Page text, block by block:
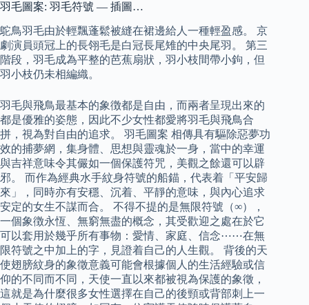
羽毛圖案: 羽毛符號 — 插圖…
鴕鳥羽毛由於輕飄蓬鬆被縫在裙邊給人一種輕盈感。 京
劇演員頭冠上的長翎毛是白冠長尾雉的中央尾羽。 第三
階段，羽毛成為平整的芭蕉扇狀，羽小枝間帶小鉤，但
羽小枝仍未相編織。
羽毛與飛鳥最基本的象徴都是自由，而兩者呈現出來的
都是優雅的姿態，因此不少女性都愛將羽毛與飛鳥合
拼，視為對自由的追求。 羽毛圖案 相傳具有驅除惡夢功
效的捕夢網，集身體、思想與靈魂於一身，當中的幸運
與吉祥意味令其儼如一個保護符咒，美觀之餘還可以辟
邪。 而作為經典水手紋身符號的船錨，代表着「平安歸
來」，同時亦有安穩、沉着、平靜的意味，與內心追求
安定的女生不謀而合。 不得不提的是無限符號（∞），
一個象徴永恆、無窮無盡的概念，其受歡迎之處在於它
可以套用於幾乎所有事物：愛情、家庭、信念⋯⋯在無
限符號之中加上的字，見證着自己的人生觀。 背後的天
使翅膀紋身的象徵意義可能會根據個人的生活經驗或信
仰的不同而不同，天使一直以來都被視為保護的象徵，
這就是為什麼很多女性選擇在自己的後頸或背部刺上一